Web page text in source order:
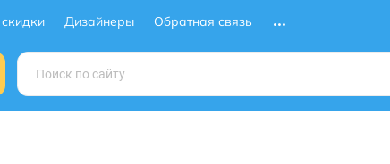
Дизайнеры Обратная связь